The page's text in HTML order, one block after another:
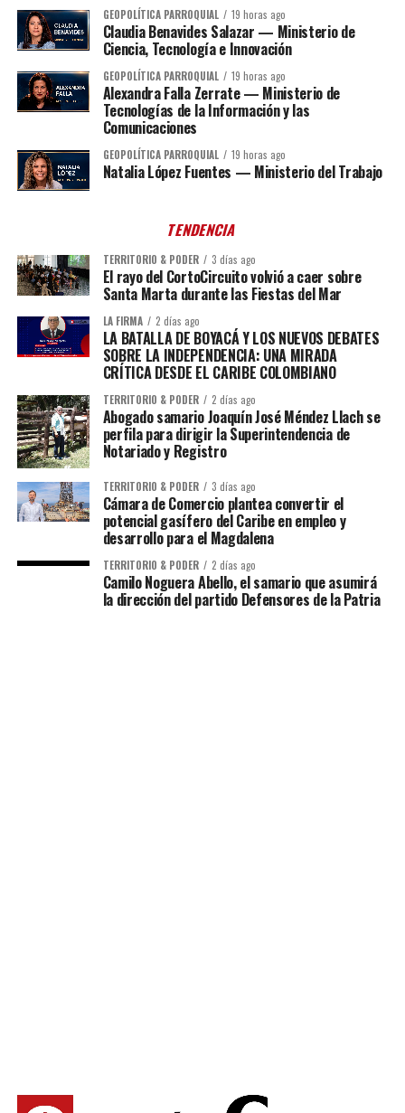
GEOPOLÍTICA PARROQUIAL 19 horas ago
Claudia Benavides Salazar — Ministerio de
Ciencia, Tecnología e Innovación
GEOPOLÍTICA PARROQUIAL 19 horas ago
Alexandra Falla Zerrate — Ministerio de
Tecnologías de la Información y las
Comunicaciones
GEOPOLÍTICA PARROQUIAL 19 horas ago
Natalia López Fuentes — Ministerio del Trabajo
TENDENCIA
TERRITORIO & PODER 3 días ago
El rayo del CortoCircuito volvió a caer sobre
Santa Marta durante las Fiestas del Mar
LA FIRMA 2 días ago
LA BATALLA DE BOYACÁ Y LOS NUEVOS DEBATES
SOBRE LA INDEPENDENCIA: UNA MIRADA
CRÍTICA DESDE EL CARIBE COLOMBIANO
TERRITORIO & PODER 2 días ago
Abogado samario Joaquín José Méndez Llach se
perfila para dirigir la Superintendencia de
Notariado y Registro
TERRITORIO & PODER 3 días ago
Cámara de Comercio plantea convertir el
potencial gasífero del Caribe en empleo y
desarrollo para el Magdalena
TERRITORIO & PODER 2 días ago
Camilo Noguera Abello, el samario que asumirá
la dirección del partido Defensores de la Patria